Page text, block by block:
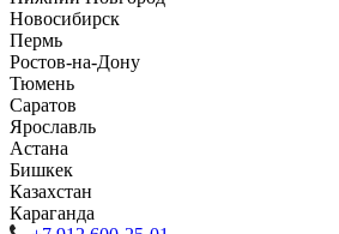
Новосибирск
Пермь
Ростов-на-Дону
Тюмень
Саратов
Ярославль
Астана
Бишкек
Казахстан
Караганда